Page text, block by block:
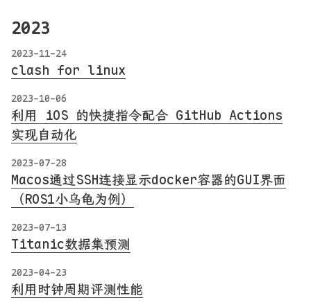
2023
2023-11-24
clash for linux
2023-10-06
利用 iOS 的快捷指令配合 GitHub Actions
实现自动化
2023-07-28
Macos通过SSH连接显示docker容器的GUI界面
（ROS1小乌龟为例）
2023-07-13
Titanic数据集预测
2023-04-23
利用时钟周期评测性能